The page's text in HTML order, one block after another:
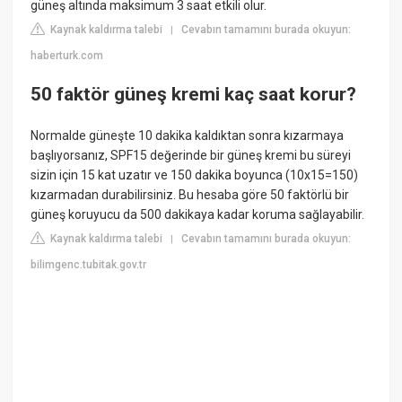
güneş altında maksimum 3 saat etkili olur.
Kaynak kaldırma talebi |Cevabın tamamını burada okuyun:
haberturk.com
50 faktör güneş kremi kaç saat korur?
Normalde güneşte 10 dakika kaldıktan sonra kızarmaya
başlıyorsanız, SPF15 değerinde bir güneş kremi bu süreyi
sizin için 15 kat uzatır ve 150 dakika boyunca (10x15=150)
kızarmadan durabilirsiniz. Bu hesaba göre 50 faktörlü bir
güneş koruyucu da 500 dakikaya kadar koruma sağlayabilir.
Kaynak kaldırma talebi |Cevabın tamamını burada okuyun:
bilimgenc.tubitak.gov.tr